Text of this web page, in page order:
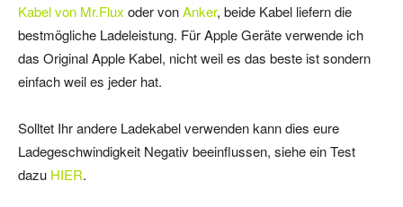
Kabel von Mr.Flux oder vonAnker, beide Kabel liefern die
bestmögliche Ladeleistung. Für Apple Geräte verwende ich
das Original Apple Kabel, nicht weil es das beste ist sondern
einfach weil es jeder hat.
Solltet Ihr andere Ladekabel verwenden kann dies eure
Ladegeschwindigkeit Negativ beeinflussen, siehe ein Test
dazu HIER.